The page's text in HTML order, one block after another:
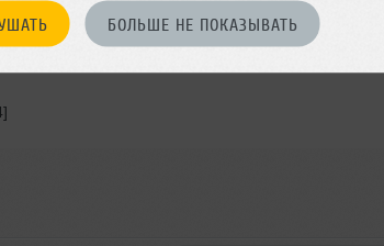
БОЛЬШЕ НЕ ПОКАЗЫВАТЬ